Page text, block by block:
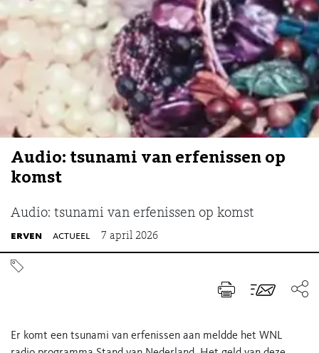
Audio: tsunami van erfenissen op
komst
Audio: tsunami van erfenissen op komst
erven actueel 7 april 2026
Er komt een tsunami van erfenissen aan meldde het WNL